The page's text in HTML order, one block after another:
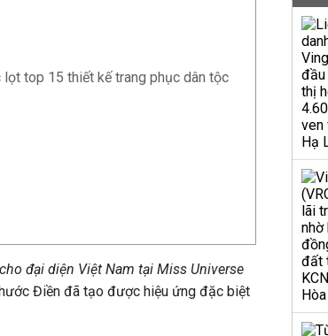
top 15 thiết kế trang phục dân tộc
đại diện Việt Nam tại Miss Universe
Điền đã tạo được hiệu ứng đặc biệt